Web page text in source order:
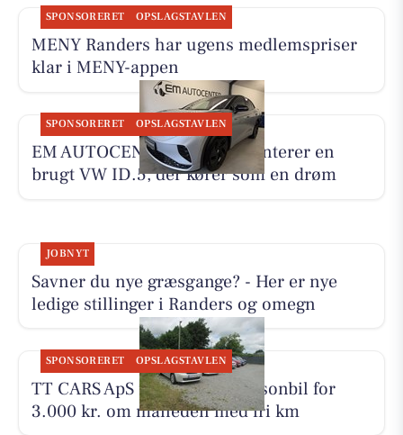
SPONSORERET OPSLAGSTAVLEN
MENY Randers har ugens medlemspriser
klar i MENY-appen
SPONSORERET OPSLAGSTAVLEN
EM AUTOCENTER ApS præsenterer en
brugt VW ID.5, der kører som en drøm
JOBNYT
Savner du nye græsgange? - Her er nye
ledige stillinger i Randers og omegn
SPONSORERET OPSLAGSTAVLEN
TT CARS ApS udlejer lille personbil for
3.000 kr. om måneden med fri km